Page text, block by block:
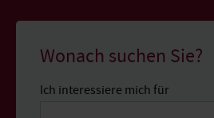
Wonach suchen Sie?
Ich interessiere mich für